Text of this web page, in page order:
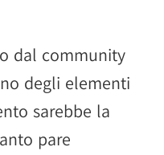
dal community
degli elementi
sarebbe la
pare